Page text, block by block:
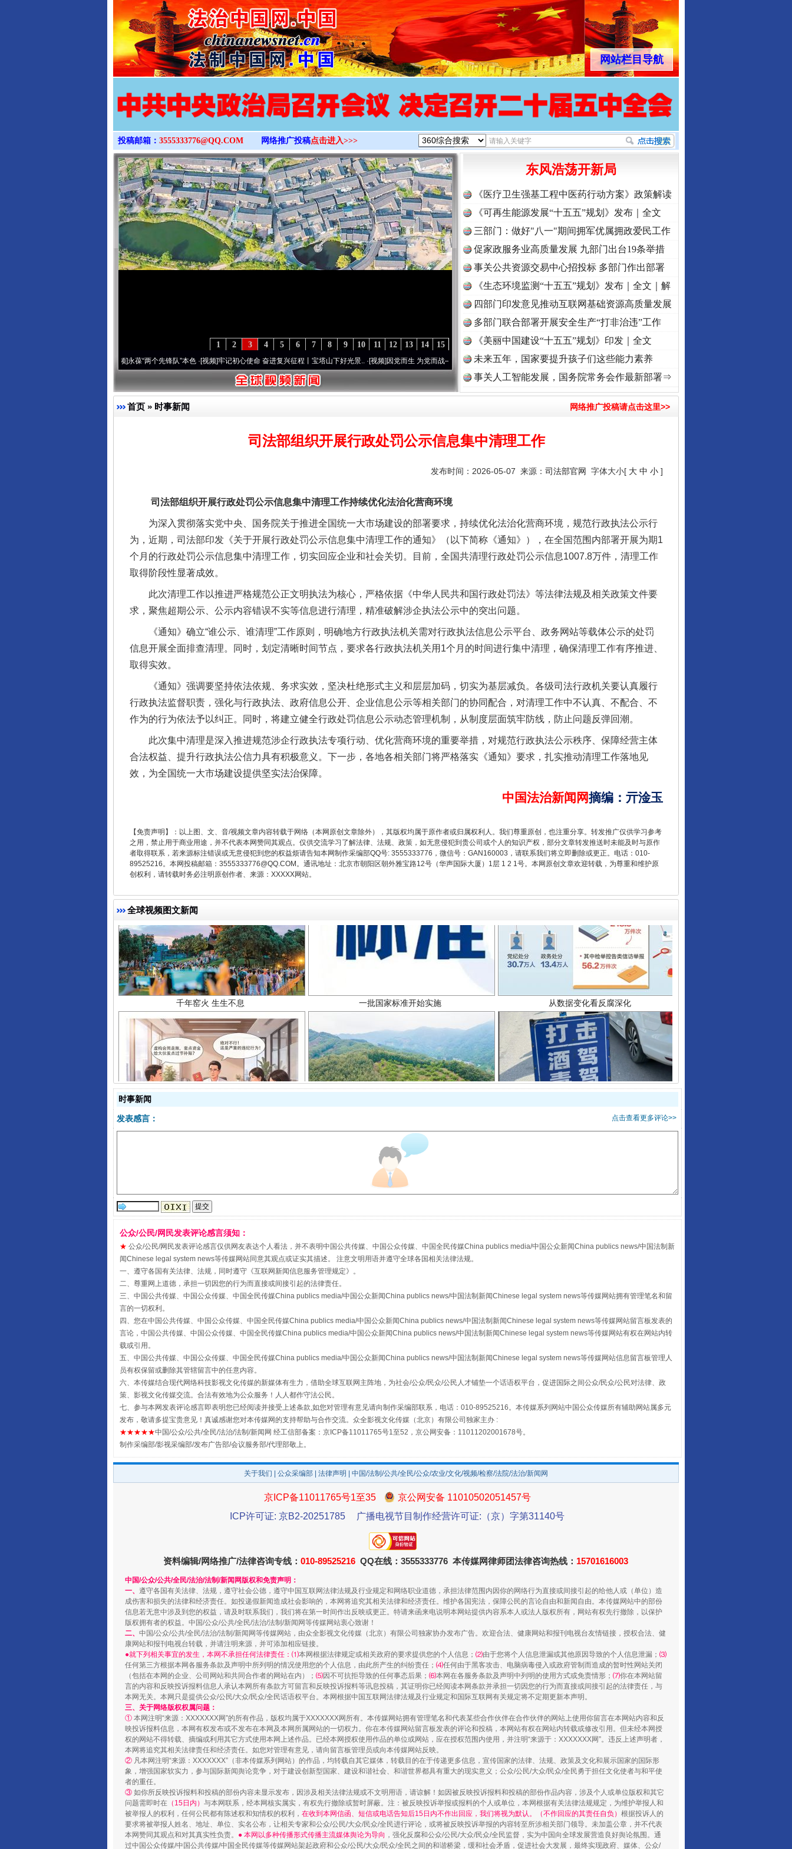
>
网站栏目导航
投稿邮箱： 3555333776@QQ.COM 网络推广投稿点击进入>>>
15
14
13
12
11
10
9
8
7
6
5
4
3
2
1
永葆“两个先锋队”本色·[视频]牢记初心使命 奋进复兴征程丨宝塔山下好光景..·[视频]因党而生 为党而战——百年“纪”事⑧加强纪律..·[视频]牢记初心使命 奋进复兴征程丨“转折之城”激荡..
东风浩荡开新局
《医疗卫生强基工程中医药行动方案》政策解读
《可再生能源发展“十五五”规划》发布｜全文
三部门：做好"八一"期间拥军优属拥政爱民工作
促家政服务业高质量发展 九部门出台19条举措
事关公共资源交易中心招投标 多部门作出部署
《生态环境监测“十五五”规划》发布｜全文｜解
读
四部门印发意见推动互联网基础资源高质量发展
多部门联合部署开展安全生产“打非治违”工作
《美丽中国建设“十五五”规划》印发｜全文
未来五年，国家要提升孩子们这些能力素养
事关人工智能发展，国务院常务会作最新部署⇒
首页 » 时事新闻 网络推广投稿请点击这里>>
司法部组织开展行政处罚公示信息集中清理工作
发布时间：2026-05-07 来源： 司法部官网 字体大小[ 大 中 小 ]
司法部组织开展行政处罚公示信息集中清理工作持续优化法治化营商环境
为深入贯彻落实党中央、国务院关于推进全国统一大市场建设的部署要求，持续优化法治化营商环境，规范行政执法公示行
为，近期，司法部印发《关于开展行政处罚公示信息集中清理工作的通知》（以下简称《通知》），在全国范围内部署开展为期1
个月的行政处罚公示信息集中清理工作，切实回应企业和社会关切。目前，全国共清理行政处罚公示信息1007.8万件，清理工作
取得阶段性显著成效。
此次清理工作以推进严格规范公正文明执法为核心，严格依据《中华人民共和国行政处罚法》等法律法规及相关政策文件要
求，聚焦超期公示、公示内容错误不实等信息进行清理，精准破解涉企执法公示中的突出问题。
《通知》确立“谁公示、谁清理”工作原则，明确地方行政执法机关需对行政执法信息公示平台、政务网站等载体公示的处罚
信息开展全面排查清理。同时，划定清晰时间节点，要求各行政执法机关用1个月的时间进行集中清理，确保清理工作有序推进、
取得实效。
《通知》强调要坚持依法依规、务求实效，坚决杜绝形式主义和层层加码，切实为基层减负。各级司法行政机关要认真履行
行政执法监督职责，强化与行政执法、政府信息公开、企业信息公示等相关部门的协同配合，对清理工作中不认真、不配合、不
作为的行为依法予以纠正。同时，将建立健全行政处罚信息公示动态管理机制，从制度层面筑牢防线，防止问题反弹回潮。
此次集中清理是深入推进规范涉企行政执法专项行动、优化营商环境的重要举措，对规范行政执法公示秩序、保障经营主体
合法权益、提升行政执法公信力具有积极意义。下一步，各地各相关部门将严格落实《通知》要求，扎实推动清理工作落地见
效，为全国统一大市场建设提供坚实法治保障。
中国法治新闻网摘编 ： 亓淦玉
【免责声明】：以上图、文、音/视频文章内容转载于网络（本网原创文章除外），其版权均属于原作者或归属权利人。我们尊重原创，也注重分享。转发推广仅供学习参考
之用，禁止用于商业用途，并不代表本网赞同其观点。仅供交流学习了解法律、法规、政策，如无意侵犯到贵公司或个人的知识产权，部分文章转发推送时未能及时与原作
者取得联系，若来源标注错误或无意侵犯到您的权益烦请告知本网制作采编部QQ号: 3555333776，微信号：GAN160003，请联系我们将立即删除或更正。电话：010-
89525216。本网投稿邮箱：3555333776@QQ.COM。通讯地址：北京市朝阳区朝外雅宝路12号（华声国际大厦）1层 1 2 1号。本网原创文章欢迎转载，为尊重和维护原
创权利，请转载时务必注明原创作者、来源：XXXXX网站。
全球视频图文新闻
完善运行机制助力责任有效落实 一纸欠条伤亲情 巡回调解促和解.. 行业协会接连发公告
让核能赋能千行百业
千年窑火 生生不息 一批国家标准开始实施 从数据变化看反腐深化
受贿1.44亿！段成刚被判无期 从幼儿园到大学，有这些资助
全民健身五年计划来了！等你上场 事关残疾人未来5年
国家大学科技园优化重塑工作 镜头丨大暑三秋近 山西：不断增强治理腐败综合效能
时事新闻
点击查看更多评论>>
发表感言：
公众/公民/网民发表评论感言须知：
★ 公众/公民/网民发表评论感言仅供网友表达个人看法，并不表明中国公共传媒、中国公众传媒、中国全民传媒China publics media/中国公众新闻China publics news/中国法制新
闻Chinese legal system news等传媒网站同意其观点或证实其描述。 注意文明用语并遵守全球各国相关法律法规。
一、遵守各国有关法律、法规，同时遵守《互联网新闻信息服务管理规定》。
二、尊重网上道德，承担一切因您的行为而直接或间接引起的法律责任。
三、中国公共传媒、中国公众传媒、中国全民传媒China publics media/中国公众新闻China publics news/中国法制新闻Chinese legal system news等传媒网站拥有管理笔名和留
言的一切权利。
四、您在中国公共传媒、中国公众传媒、中国全民传媒China publics media/中国公众新闻China publics news/中国法制新闻Chinese legal system news等传媒网站留言板发表的
言论，中国公共传媒、中国公众传媒、中国全民传媒China publics media/中国公众新闻China publics news/中国法制新闻Chinese legal system news等传媒网站有权在网站内转
载或引用。
五、中国公共传媒、中国公众传媒、中国全民传媒China publics media/中国公众新闻China publics news/中国法制新闻Chinese legal system news等传媒网站信息留言板管理人
员有权保留或删除其管辖留言中的任意内容。
六、本传媒结合现代网络科技影视文化传媒的新媒体有生力，借助全球互联网主阵地，为社会/公众/民众/公民人才铺垫一个话语权平台，促进国际之间公众/民众/公民对法律、政
策、影视文化传媒交流。合法有效地为公众服务！人人都作守法公民。
七、参与本网发表评论感言即表明您已经阅读并接受上述条款,如您对管理有意见请向制作采编部联系，电话：010-89525216。本传媒系列网站中国公众传媒所有辅助网站属多元
发布，敬请多提宝贵意见！真诚感谢您对本传媒网的支持帮助与合作交流。众全影视文化传媒（北京）有限公司独家主办 :
★★★★★中国/公众/公共/全民/法治/法制/新闻网 经工信部备案：京ICP备11011765号1至52，京公网安备：11011202001678号。
制作采编部/影视采编部/发布广告部/会议服务部/代理部敬上。
关于我们 公众采编部 法律声明 | 中国/法制/公共/全民/公众/农业/文化/视频/检察/法院/法治/新闻网
京ICP备11011765号1至35
京公网安备 11010502051457号
ICP许可证: 京B2-20251785
广播电视节目制作经营许可证:（京）字第31140号
资料编辑/网络推广/法律咨询专线： 010-89525216 QQ在线：3555333776 本传媒网律师团法律咨询热线： 15701616003
中国/公众/公共/全民/法治/法制/新闻网版权和免责声明：
一、 遵守各国有关法律、法规，遵守社会公德，遵守中国互联网法律法规及行业规定和网络职业道德，承担法律范围内因你的网络行为直接或间接引起的给他人或（单位）造
成伤害和损失的法律和经济责任。如投递假新闻造成社会影响的，本网将追究其相关法律和经济责任。维护各国宪法，保障公民的言论自由和新闻自由。本传媒网站中的部份
信息若无意中涉及到您的权益，请及时联系我们，我们将在第一时间作出反映或更正。特请来函来电说明本网站提供内容系本人或法人版权所有，网站有权先行撤除，以保护
版权拥有者的权益。中国/公众/公共/全民/法治/法制/新闻网等传媒网站衷心致谢！
二、 中国/公众/公共/全民/法治/法制/新闻网等传媒网站，由众全影视文化传媒（北京）有限公司独家协办发布广告。欢迎合法、健康网站和报刊电视台友情链接，授权合法、健
康网站和报刊电视台转载，并请注明来源，并可添加相应链接。
●就下列相关事宜的发生，本网不承担任何法律责任：⑴本网根据法律规定或相关政府的要求提供您的个人信息； ⑵由于您将个人信息泄漏或其他原因导致的个人信息泄漏； ⑶
任何第三方根据本网各服务条款及声明中所列明的情况使用您的个人信息，由此所产生的纠纷责任； ⑷任何由于黑客攻击、电脑病毒侵入或政府管制而造成的暂时性网站关闭
（包括在本网的企业、公司网站和共同合作者的网站在内）； ⑸因不可抗拒导致的任何事态后果； ⑹本网在各服务条款及声明中列明的使用方式或免责情形； ⑺你在本网站留
言的内容和反映投诉报料信息人承认本网所有条款方可留言和反映投诉报料等讯息投稿，其证明你已经阅读本网条款并承担一切因您的行为而直接或间接引起的法律责任，与
本网无关。本网只是提供公众/公民/大众/民众/全民话语权平台。本网根据中国互联网法律法规及行业规定和国际互联网有关规定将不定期更新本声明。
三、关于网络版权权属问题：
① 本网注明“来源：XXXXXXX网”的所有作品，版权均属于XXXXXXX网所有。本传媒网站拥有管理笔名和代表某些合作伙伴在合作伙伴的网站上使用你留言在本网站内容和反
映投诉报料信息，本网有权发布或不发布在本网及本网所属网站的一切权力。你在本传媒网站留言板发表的评论和投稿，本网站有权在网站内转载或修改引用。但未经本网授
权的网站不得转载、摘编或利用其它方式使用本网上述作品。已经本网授权使用作品的单位或网站，应在授权范围内使用，并注明“来源于：XXXXXXX网”。违反上述声明者，
本网将追究其相关法律责任和经济责任。如您对管理有意见，请向留言板管理员或向本传媒网站反映。
② 凡本网注明“来源：XXXXXXX”（非本传媒系列网站）的作品，均转载自其它媒体，转载目的在于传递更多信息，宣传国家的法律、法规、政策及文化和展示国家的国际形
象，增强国家软实力，参与国际新闻舆论竞争，对于建设创新型国家、建设和谐社会、和谐世界都具有重大的现实意义；公众/公民/大众/民众/全民勇于担任文化使者与和平使
者的重任。
③ 如你所反映投诉报料和投稿的部份内容未显示发布，因涉及相关法律法规或不文明用语，请谅解！如因被反映投诉报料和投稿的部份作品内容，涉及个人或单位版权和其它
问题需即时在 （15日内） 与本网联系，经本网核实属实，有权先行撤除或暂时屏蔽。注：被反映投诉举报或报料的个人或单位，本网根据有关法律法规规定，为维护举报人和
被举报人的权利，任何公民都有陈述权和知情权的权利， 在收到本网信函、短信或电话告知后15日内不作出回应，我们将视为默认。（不作回应的其责任自负） 根据投诉人的
要求将被举报人姓名、地址、单位、实名公布，让相关专家和公众/公民/大众/民众/全民进行评论，或将被反映投诉举报的内容转至所涉相关部门领导。未加盖公章，并不代表
本网赞同其观点和对其真实性负责。 ● 本网以多种传播形式传播主流媒体舆论为导向 ，强化反腐和公众/公民/大众/民众/全民监督，实为中国向全球发展营造良好舆论氛围。通
过中国公众传媒/中国公共传媒/中国全民传媒等传媒网站架起政府和公众/公民/大众/民众/全民之间的和谐桥梁，缓和社会矛盾，促进社会大发展，最终实现政府、媒体、公众/